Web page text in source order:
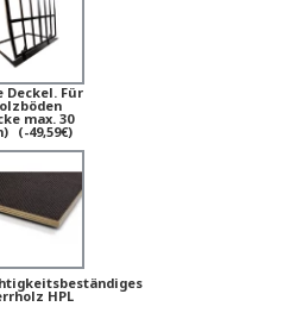
Deckel. Für
max. 30
(-49,59€)
HPL